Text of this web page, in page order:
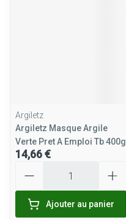
Argiletz
Argiletz Masque Argile
Verte Pret A Emploi Tb 400g
14,66 €
Ajouter au panier